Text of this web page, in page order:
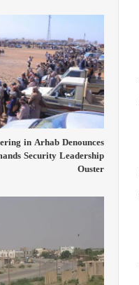
in Arhab Denounces
Security Leadership
Ouster